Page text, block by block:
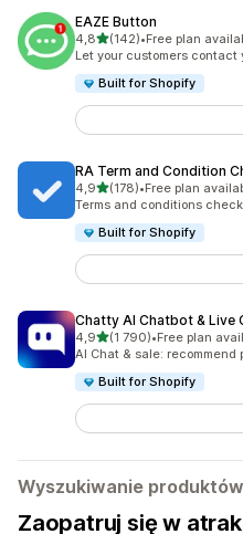
EAZE Button
4,8na 5 gwiazdek
(142)
Łączna liczba recenzji: 142
•Free plan
Let your customers
Built for Shopify
RA Term and Condition
4,9na 5 gwiazdek
(178)
Łączna liczba recenzji: 178
•Free plan
Terms and conditions
Built for Shopify
Chatty AI Chatbot & Live
4,9na 5 gwiazdek
(1 790)
Łączna liczba recenzji: 1790
•Free plan
AI Chat & sale: recommend
Built for Shopify
Wyszukiwanie produktów
Zaopatruj się w